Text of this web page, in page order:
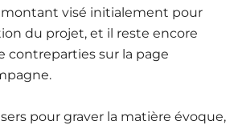
montant visé initialement pour
du projet, et il reste encore
contreparties sur la page
.
pour graver la matière évoque,